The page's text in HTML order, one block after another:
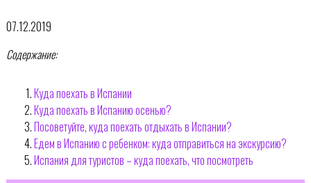
07.12.2019
Содержание:
Куда поехать в Испании
Куда поехать в Испанию осенью?
Посоветуйте, куда поехать отдыхать в Испании?
Едем в Испанию с ребенком: куда отправиться на экскурсию?
Испания для туристов – куда поехать, что посмотреть